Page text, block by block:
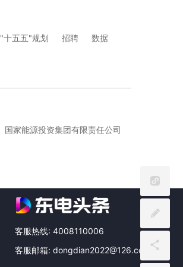
"十五五"规划 招聘 数据
国家能源投资集团有限责任公司
客服热线: 4008110006
客服邮箱: dongdian2022@126.com